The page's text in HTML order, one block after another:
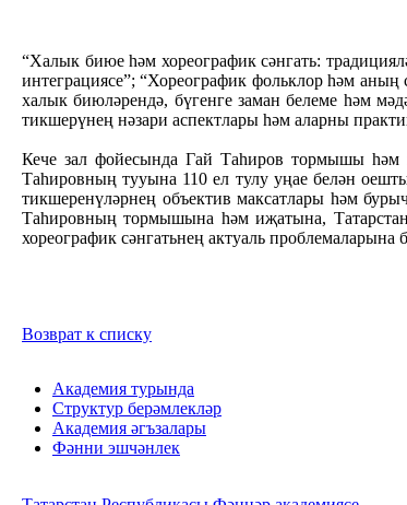
“Халык биюе һәм хореографик сәнгать:
интеграциясе”; “Хореографик фольклор һәм
халык биюләрендә, бүгенге заман белеме һәм
тикшерүнең нәзари аспектлары һәм аларны
Кече зал фойесында Гай Таһиров тормышы һәм
Таһировның тууына 110 ел тулу уңае белән
тикшеренүләрнең объектив максатлары һәм
Таһировның тормышына һәм иҗатына, Татарстан
хореографик сәнгатьнең актуаль
Возврат к списку
Академия турында
Структур берәмлекләр
Академия әгъзалары
Фәнни эшчәнлек